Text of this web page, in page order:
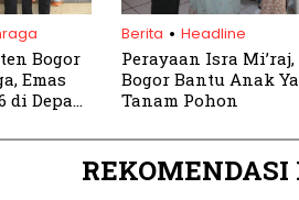
Bogor
Emas
di Depan
Berita . Headline
Perayaan Isra
Bogor Bantu Anak
Tanam Pohon